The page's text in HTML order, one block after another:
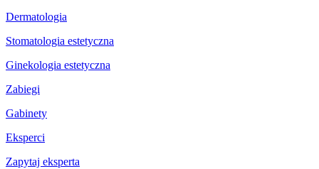
Dermatologia
Stomatologia estetyczna
Ginekologia estetyczna
Zabiegi
Gabinety
Eksperci
Zapytaj eksperta